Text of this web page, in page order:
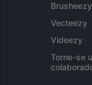
Brusheezy
Vecteezy
Videezy
Torne-se